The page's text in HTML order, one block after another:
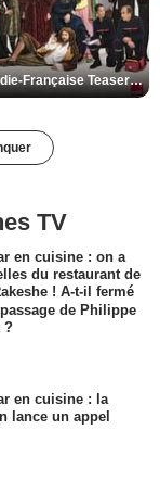
De la Comédie-Française Teaser VF
TV
en cuisine : on a
du restaurant de
! A-t-il fermé
de Philippe
?
en cuisine : la
lance un appel